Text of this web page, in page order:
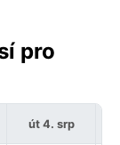
pro
út 4. srp